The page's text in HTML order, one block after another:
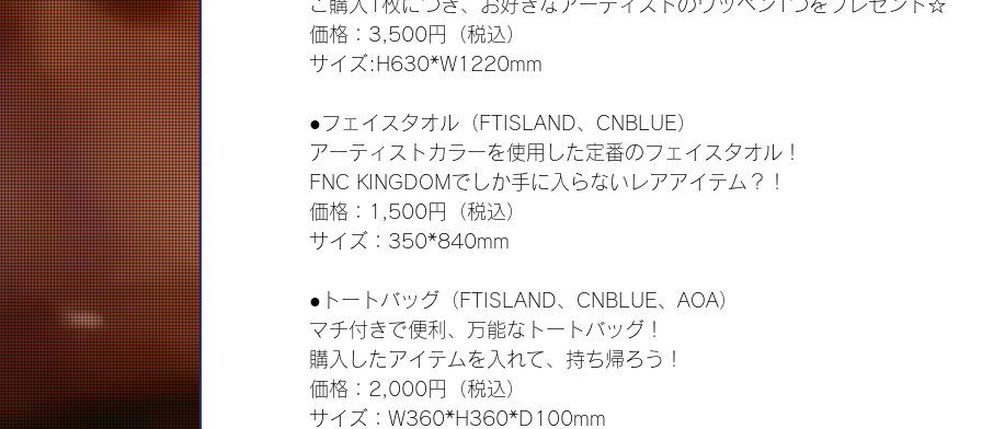
ご購入1枚につき、お好きなアーティストのワッペン1つをプレゼント☆
価格：3,500円（税込）
サイズ:H630*W1220mm
●フェイスタオル（FTISLAND、CNBLUE）
アーティストカラーを使用した定番のフェイスタオル！
FNC KINGDOMでしか手に入らないレアアイテム？！
価格：1,500円（税込）
サイズ：350*840mm
●トートバッグ（FTISLAND、CNBLUE、AOA）
マチ付きで便利、万能なトートバッグ！
購入したアイテムを入れて、持ち帰ろう！
価格：2,000円（税込）
サイズ：W360*H360*D100mm